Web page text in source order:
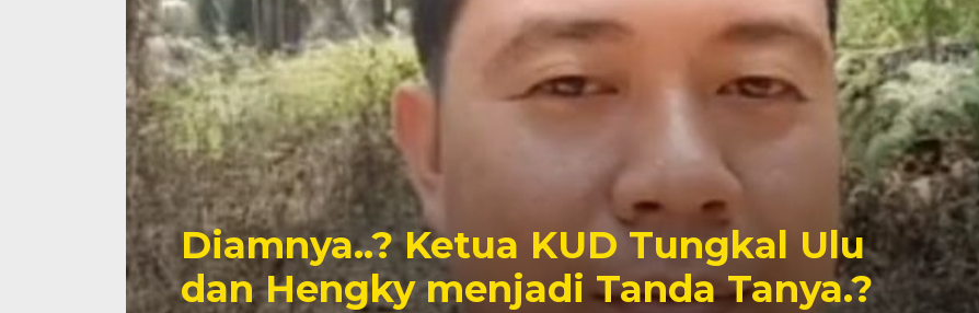
Diamnya..? Ketua KUD Tungkal Ulu
dan Hengky menjadi Tanda Tanya.?